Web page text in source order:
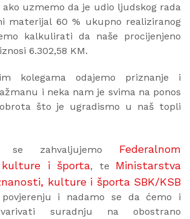
ako uzmemo da je udio ljudskog rada
materijal 60 % ukupno realiziranog
kalkulirati da naše procijenjeno
6.302,58 KM.
kolegama odajemo priznanje i
i neka nam je svima na ponos
što je ugradismo u naš topli
se zahvaljujemo Federalnom
i športa, te Ministarstva
kulture i športa SBK/KSB
i nadamo se da ćemo i
suradnju na obostrano